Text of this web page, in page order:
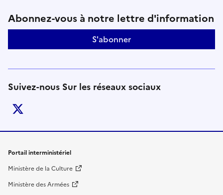
Suivez-nous sur le réseaux
Abonnez-vous à notre lettre d'information
S'abonner
Suivez-nous Sur les réseaux sociaux
Liens de bas de page
Portail interministériel
Ministère de la Culture
Ministère des Armées